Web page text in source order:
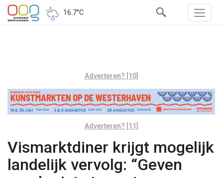
16.7°C
Adverteren? [10]
Adverteren? [11]
Vismarktdiner krijgt mogelijk
landelijk vervolg: “Geven